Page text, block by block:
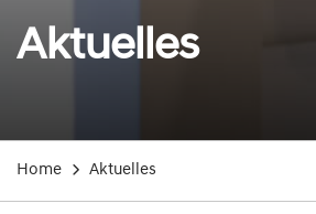
Aktuelles
Home Aktuelles